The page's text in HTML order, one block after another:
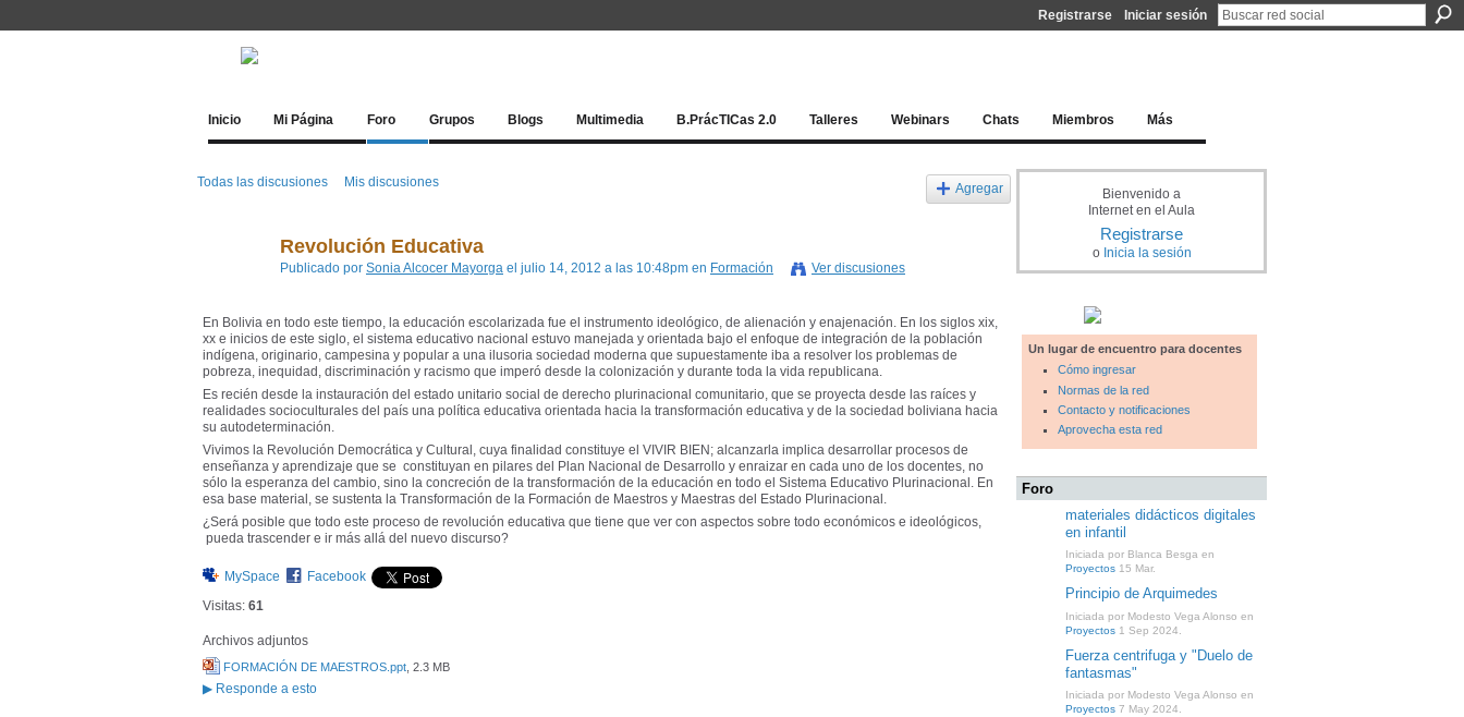
Registrarse Iniciar sesión
Inicio Mi Página Foro Grupos Blogs Multimedia B.PrácTICas 2.0 Talleres Webinars Chats Miembros Más
Todas las discusiones Mis discusiones Agregar
Revolución Educativa
Publicado por Sonia Alcocer Mayorga el julio 14, 2012 a las 10:48pm en Formación Ver discusiones
En Bolivia en todo este tiempo, la educación escolarizada fue el instrumento ideológico, de alienación y enajenación. En los siglos xix,
xx e inicios de este siglo, el sistema educativo nacional estuvo manejada y orientada bajo el enfoque de integración de la población
indígena, originario, campesina y popular a una ilusoria sociedad moderna que supuestamente iba a resolver los problemas de
pobreza, inequidad, discriminación y racismo que imperó desde la colonización y durante toda la vida republicana.
Es recién desde la instauración del estado unitario social de derecho plurinacional comunitario, que se proyecta desde las raíces y
realidades socioculturales del país una política educativa orientada hacia la transformación educativa y de la sociedad boliviana hacia
su autodeterminación.
Vivimos la Revolución Democrática y Cultural, cuya finalidad constituye el VIVIR BIEN; alcanzarla implica desarrollar procesos de
enseñanza y aprendizaje que se constituyan en pilares del Plan Nacional de Desarrollo y enraizar en cada uno de los docentes, no
sólo la esperanza del cambio, sino la concreción de la transformación de la educación en todo el Sistema Educativo Plurinacional. En
esa base material, se sustenta la Transformación de la Formación de Maestros y Maestras del Estado Plurinacional.
¿Será posible que todo este proceso de revolución educativa que tiene que ver con aspectos sobre todo económicos e ideológicos,
pueda trascender e ir más allá del nuevo discurso?
MySpace
Facebook
Visitas: 61
Archivos adjuntos
FORMACIÓN DE MAESTROS.ppt , 2.3 MB
▶ Responde a esto
Bienvenido a
Internet en el Aula
Registrarse
o Inicia la sesión
Un lugar de encuentro para docentes
Cómo ingresar
Normas de la red
Contacto y notificaciones
Aprovecha esta red
Foro
materiales didácticos digitales
en infantil
Iniciada por Blanca Besga en
Proyectos 15 Mar.
Principio de Arquimedes
Iniciada por Modesto Vega Alonso en
Proyectos 1 Sep 2024.
Fuerza centrifuga y "Duelo de
fantasmas"
Iniciada por Modesto Vega Alonso en
Proyectos 7 May 2024.